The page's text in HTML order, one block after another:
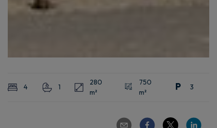
4 1
280
m²
750
m²
3